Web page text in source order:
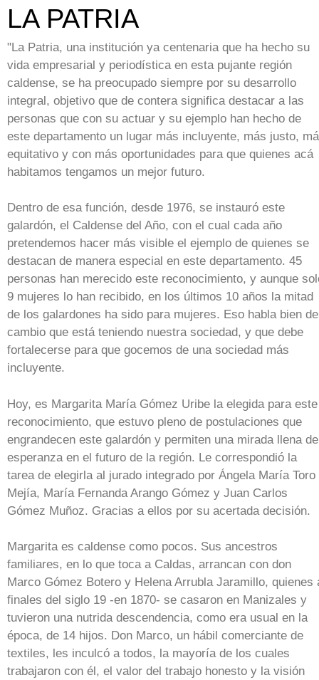
LA PATRIA
"La Patria, una institución ya centenaria que ha hecho su
vida empresarial y periodística en esta pujante región
caldense, se ha preocupado siempre por su desarrollo
integral, objetivo que de contera significa destacar a las
personas que con su actuar y su ejemplo han hecho de
este departamento un lugar más incluyente, más justo,
equitativo y con más oportunidades para que quienes acá
habitamos tengamos un mejor futuro.
Dentro de esa función, desde 1976, se instauró este
galardón, el Caldense del Año, con el cual cada año
pretendemos hacer más visible el ejemplo de quienes se
destacan de manera especial en este departamento. 45
personas han merecido este reconocimiento, y aunque
9 mujeres lo han recibido, en los últimos 10 años la mitad
de los galardones ha sido para mujeres. Eso habla bien
cambio que está teniendo nuestra sociedad, y que debe
fortalecerse para que gocemos de una sociedad más
incluyente.
Hoy, es Margarita María Gómez Uribe la elegida para este
reconocimiento, que estuvo pleno de postulaciones que
engrandecen este galardón y permiten una mirada llena de
esperanza en el futuro de la región. Le correspondió la
tarea de elegirla al jurado integrado por Ángela María Toro
Mejía, María Fernanda Arango Gómez y Juan Carlos
Gómez Muñoz. Gracias a ellos por su acertada decisión.
Margarita es caldense como pocos. Sus ancestros
familiares, en lo que toca a Caldas, arrancan con don
Marco Gómez Botero y Helena Arrubla Jaramillo, quienes
finales del siglo 19 -en 1870- se casaron en Manizales y
tuvieron una nutrida descendencia, como era usual en la
época, de 14 hijos. Don Marco, un hábil comerciante de
textiles, les inculcó a todos, la mayoría de los cuales
trabajaron con él, el valor del trabajo honesto y la visión